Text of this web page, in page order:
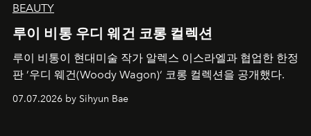
BEAUTY
루이 비통 우디 웨건 코롱 컬렉션
루이 비통이 현대미술 작가 알렉스 이스라엘과 협업한 한정
판 ’우디 웨건(Woody Wagon)‘ 코롱 컬렉션을 공개했다.
07.07.2026 by Sihyun Bae